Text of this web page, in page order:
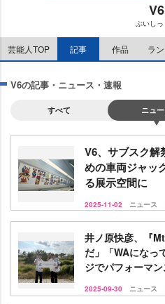
V6
ぶいし
芸能人TOP 記事 作品 ラ
V6の記事・ニュース・速報
すべて ニュ
V6、サブスク解
めの車両ジャッ
る展示空間に
2025-11-02 ニュース
井ノ原快彦、『
だ」「WAになっ
ジでパフォーマ
2025-09-30 ニュース